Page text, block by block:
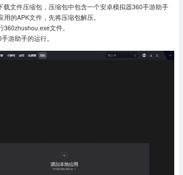
载文件压缩包，压缩包中包含一个安卓模拟器360手游助手
的APK文件，先将压缩包解压。
文件。
游助手的运行。